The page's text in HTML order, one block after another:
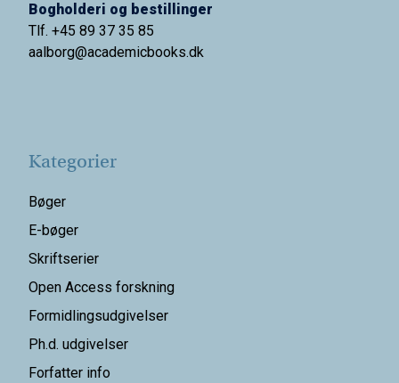
Bogholderi og bestillinger
Tlf. +45 89 37 35 85
aalborg@academicbooks.dk
Kategorier
Bøger
E-bøger
Skriftserier
Open Access forskning
Formidlingsudgivelser
Ph.d. udgivelser
Forfatter info